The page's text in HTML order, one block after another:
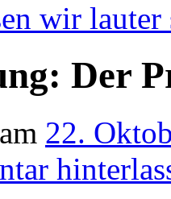
wir
Der
22.